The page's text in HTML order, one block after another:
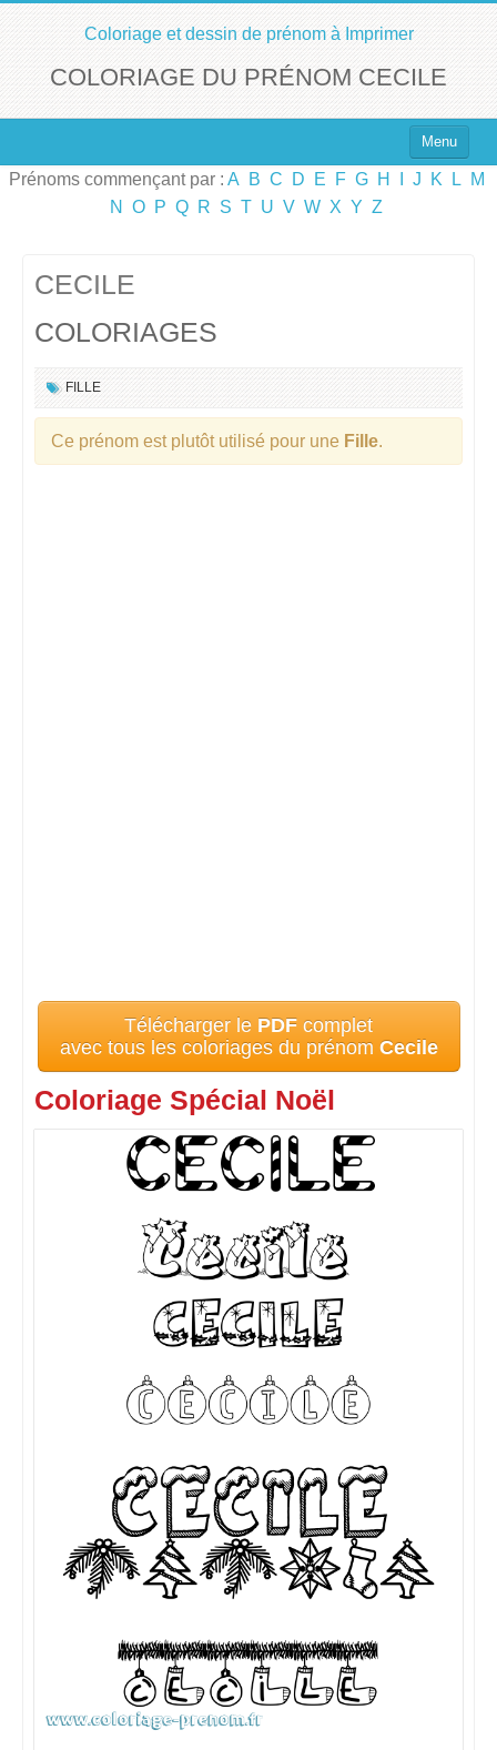
Coloriage et dessin de prénom à Imprimer
COLORIAGE DU PRÉNOM CECILE
Menu
Top 100 des Prénoms
Prénoms commençant par : A B C D E F G H J K L
M
N
O P Q R S T U V W X Y Z
CECILE
COLORIAGES
FILLE
Ce prénom est plutôt utilisé pour une Fille.
Télécharger le PDF complet
avec tous les coloriages du prénom Cecile
Coloriage Spécial Noël